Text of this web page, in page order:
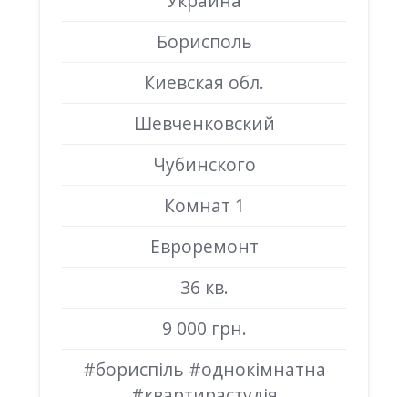
Борисполь
Киевская обл.
Шевченковский
Чубинского
Комнат 1
Евроремонт
36 кв.
9 000 грн.
#бориспіль #однокімнатна